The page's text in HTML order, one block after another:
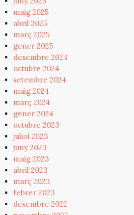
maig 2025
abril 2025
març 2025
gener 2025
desembre 2024
octubre 2024
setembre 2024
maig 2024
març 2024
gener 2024
octubre 2023
juliol 2023
juny 2023
maig 2023
abril 2023
març 2023
febrer 2023
desembre 2022